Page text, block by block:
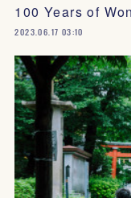
100 Years of
2023.06.17 03:10